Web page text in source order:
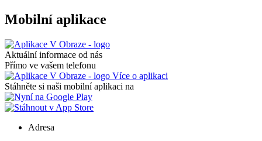
Mobilní aplikace
Aktuální informace od nás
Přímo ve vašem telefonu
Více o aplikaci
Stáhněte si naši mobilní aplikaci na
Adresa